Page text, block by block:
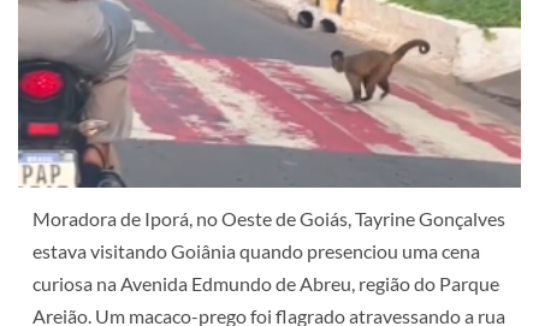
Moradora de Iporá, no Oeste de Goiás, Tayrine Gonçalves
estava visitando Goiânia quando presenciou uma cena
curiosa na Avenida Edmundo de Abreu, região do Parque
Areião. Um macaco-prego foi flagrado atravessando a rua